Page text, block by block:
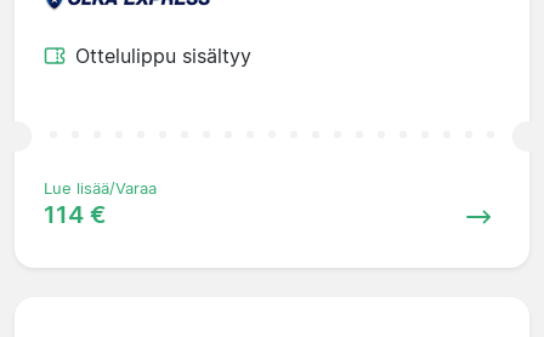
Ottelulippu sisältyy
Lue lisää/Varaa
114 €